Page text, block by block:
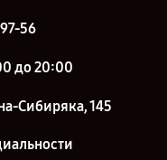
56
до 20:00
Сибиряка, 145